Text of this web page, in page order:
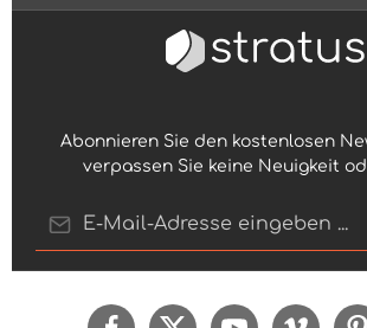
Abonnieren Sie den kostenlosen
verpassen Sie keine Neuigkeit
Ich habe die
bin mit ihnen einverstanden.